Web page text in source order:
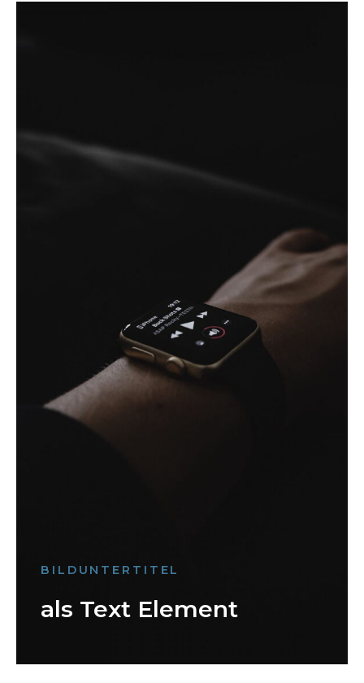
BILDUNTERTITEL
als Text Element